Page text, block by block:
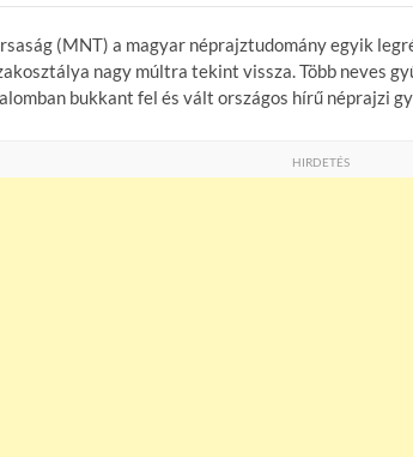
(MNT) a magyar néprajztudomány egyik
nagy múltra tekint vissza. Több neves
bukkant fel és vált országos hírű néprajzi
HIRDETÉS